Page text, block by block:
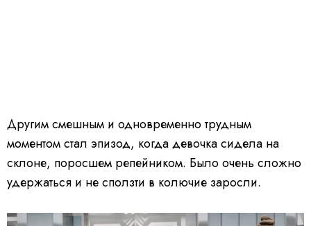
Другим смешным и одновременно трудным
моментом стал эпизод, когда девочка сидела на
склоне, поросшем репейником. Было очень сложно
удержаться и не сползти в колючие заросли.